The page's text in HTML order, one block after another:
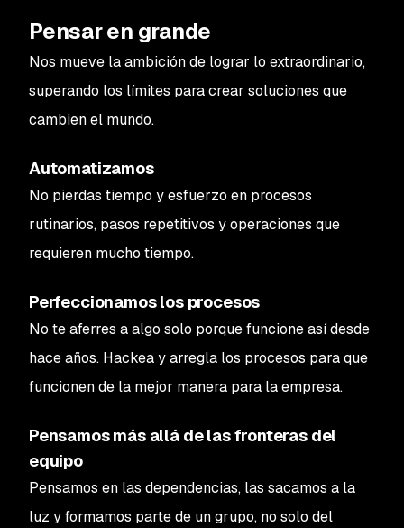
Pensar en grande
Nos mueve la ambición de lograr lo extraordinario,
superando los límites para crear soluciones que
cambien el mundo.
Automatizamos
No pierdas tiempo y esfuerzo en procesos
rutinarios, pasos repetitivos y operaciones que
requieren mucho tiempo.
Perfeccionamos los procesos
No te aferres a algo solo porque funcione así desde
hace años. Hackea y arregla los procesos para que
funcionen de la mejor manera para la empresa.
Pensamos más allá de las fronteras del
equipo
Pensamos en las dependencias, las sacamos a la
luz y formamos parte de un grupo, no solo del